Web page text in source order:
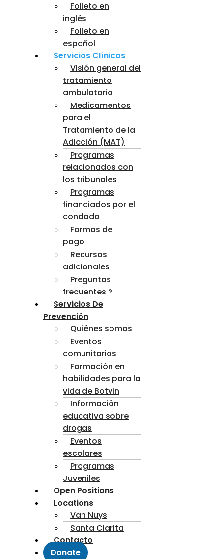
Folleto en
inglés
Folleto en
español
Servicios Clínicos
Visión general del
tratamiento
ambulatorio
Medicamentos
para el
Tratamiento de la
Adicción (MAT)
Programas
relacionados con
los tribunales
Programas
financiados por el
condado
Formas de
pago
Recursos
adicionales
Preguntas
frecuentes ?
Servicios De
Prevención
Quiénes somos
Eventos
comunitarios
Formación en
habilidades para la
vida de Botvin
Información
educativa sobre
drogas
Eventos
escolares
Programas
Juveniles
Open Positions
Locations
Van Nuys
Santa Clarita
Contacto
Donate